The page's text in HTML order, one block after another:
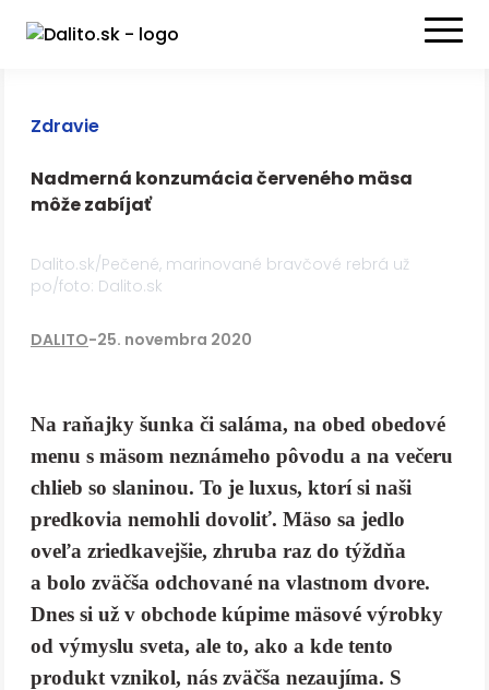
Zdravie
Nadmerná konzumácia červeného mäsa
môže zabíjať
Dalito.sk/Pečené, marinované bravčové rebrá už
po/foto: Dalito.sk
DALITO-25. novembra 2020
Na raňajky šunka či saláma, na obed obedové
menu s mäsom neznámeho pôvodu a na večeru
chlieb so slaninou. To je luxus, ktorí si naši
predkovia nemohli dovoliť. Mäso sa jedlo
oveľa zriedkavejšie, zhruba raz do týždňa
a bolo zväčša odchované na vlastnom dvore.
Dnes si už v obchode kúpime mäsové výrobky
od výmyslu sveta, ale to, ako a kde tento
produkt vznikol, nás zväčša nezaujíma. S